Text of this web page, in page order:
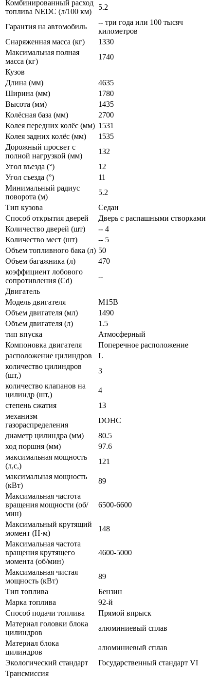
Комбинированный расход
топлива NEDC (л/100 км)
5.2
Гарантия на автомобиль
-- три года или 100 тысяч
километров
Снаряженная масса (кг)
1330
Максимальная полная
масса (кг)
1740
Кузов
Длина (мм)
4635
Ширина (мм)
1780
Высота (мм)
1435
Колёсная база (мм)
2700
Колея передних колёс (мм) 1531
Колея задних колёс (мм)
1535
Дорожный просвет с
полной нагрузкой (мм)
132
Угол въезда (°)
12
Угол съезда (°)
11
Минимальный радиус
поворота (м)
5.2
Тип кузова
Седан
Способ открытия дверей
Дверь с распашными створками
Количество дверей (шт)
-- 4
Количество мест (шт)
-- 5
Объем топливного бака (л) 50
Объем багажника (л)
470
коэффициент лобового
сопротивления (Cd)
--
Двигатель
Модель двигателя
M15B
Объем двигателя (мл)
1490
Объем двигателя (л)
1.5
тип впуска
Атмосферный
Компоновка двигателя
Поперечное расположение
расположение цилиндров
L
количество цилиндров
(шт,)
3
количество клапанов на
цилиндр (шт,)
4
степень сжатия
13
механизм
газораспределения
DOHC
диаметр цилиндра (мм)
80.5
ход поршня (мм)
97.6
максимальная мощность
(л,с,)
121
максимальная мощность
(кВт)
89
Максимальная частота
вращения мощности (об/
мин)
6500-6600
Максимальный крутящий
момент (Н·м)
148
Максимальная частота
вращения крутящего
момента (об/мин)
4600-5000
Максимальная чистая
мощность (кВт)
89
Тип топлива
Бензин
Марка топлива
92-й
Способ подачи топлива
Прямой впрыск
Материал головки блока
цилиндров
алюминиевый сплав
Материал блока
цилиндров
алюминиевый сплав
Экологический стандарт
Государственный стандарт VI
Трансмиссия